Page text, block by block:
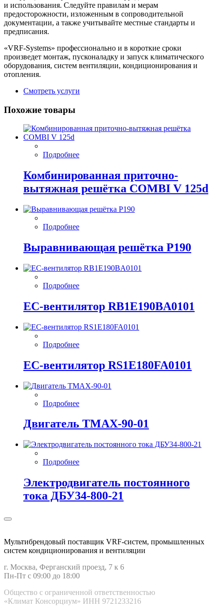
и использования. Следуйте правилам и мерам
предосторожности, изложенным в сопроводительной
документации, а также учитывайте местные стандарты и
предписания.
«VRF-Systems» профессионально и в короткие сроки
произведет монтаж, пусконаладку и запуск климатического
оборудования, систем вентиляции, кондиционирования и
отопления.
Смотреть услуги
Похожие товары
Подробнее
Комбинированная приточно-
вытяжная решётка COMBI V 125d
Подробнее
Выравнивающая решётка P190
Подробнее
EC-вентилятор RB1E190BA0101
Подробнее
EC-вентилятор RS1E180FA0101
Подробнее
Двигатель ТМАХ-90-01
Подробнее
Электродвигатель постоянного
тока ДБУ34‑800‑21
Мультибрендовый поставщик VRF-cистем, промышленных
систем кондиционирования и вентиляции
г. Москва, Ферганский проезд, 7 к 6
Пн-Пт с 09:00 до 18:00
Общество с ограниченной ответственностью
«Климат Консорциум» ИНН 9721233216